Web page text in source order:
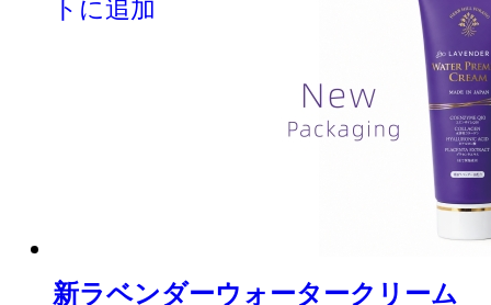
新ラベンダーウォータークリーム